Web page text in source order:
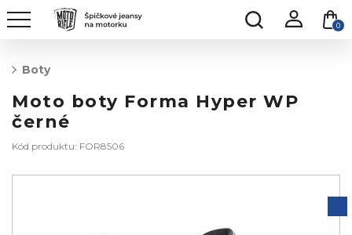
0
Boty
Moto boty Forma Hyper WP
černé
Kód produktu: FOR8506